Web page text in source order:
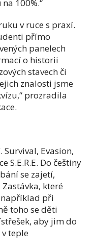
100%.“
v ruce s praxí.
přímo
panelech
o historii
stavech či
znalosti jsme
prozradila
Evasion,
S.E.R.E. Do češtiny
se zajetí,
které
při
toho se děti
aby jim do
teple